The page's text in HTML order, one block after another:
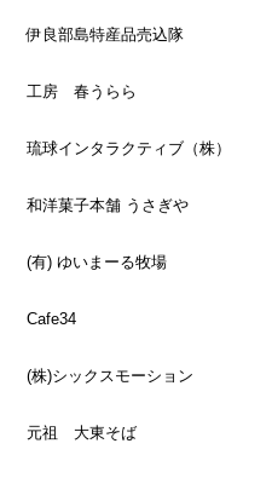
伊良部島特産品売込隊
工房 春うらら
琉球インタラクティブ（株）
和洋菓子本舗 うさぎや
(有) ゆいまーる牧場
Cafe34
(株)シックスモーション
元祖 大東そば